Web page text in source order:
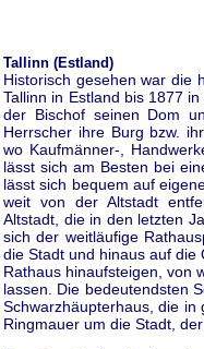
Tallinn (Estland)
Historisch gesehen war die
Tallinn in Estland bis 1877
der Bischof seinen Dom
Herrscher ihre Burg bzw.
wo Kaufmänner-,
lässt sich am Besten bei
lässt sich bequem auf
weit von der Altstadt
Altstadt, die in den letzten
sich der weitläufige
die Stadt und hinaus auf die
Rathaus hinaufsteigen, von
lassen. Die bedeutendsten
Schwarzhäupterhaus, die
Ringmauer um die Stadt,